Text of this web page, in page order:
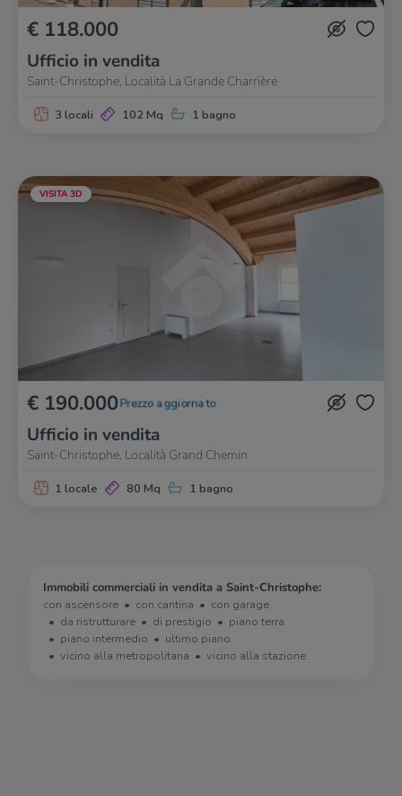
€ 118.000
Ufficio in vendita
Saint-Christophe, Località La Grande Charrière
3 locali 102 Mq 1 bagno
VISITA 3D
€ 190.000Prezzo aggiornato
Ufficio in vendita
Saint-Christophe, Località Grand Chemin
1 locale 80 Mq 1 bagno
Immobili commerciali in vendita a Saint-Christophe:
con ascensore
con cantina
con garage
da ristrutturare
di prestigio
piano terra
piano intermedio
ultimo piano
vicino alla metropolitana
vicino alla stazione